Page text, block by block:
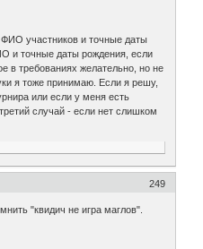
участников и точные даты
и точные даты рождения, если
в требованиях желательно, но не
я тоже принимаю. Если я решу,
или если у меня есть
случай - если нет слишком
249
"квидич не игра маглов".